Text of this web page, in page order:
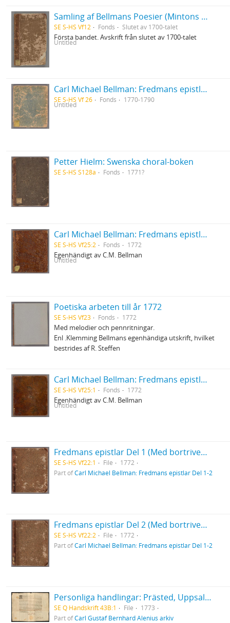
Samling af Bellmans Poesier (Mintons ex.)
SE S-HS Vf12 Fonds Slutet av 1700-talet
Första bandet. Avskrift från slutet av 1700-talet
Untitled
Carl Michael Bellman: Fredmans epistlar [Nechers ex.]. Ep. 1-50
SE S-HS Vf 26 Fonds 1770-1790
Untitled
Petter Hielm: Swenska choral-boken
SE S-HS S128a Fonds 1771?
Carl Michael Bellman: Fredmans epistlar [dedicerade till J.D. Duwall] Del 2
SE S-HS Vf25:2 Fonds 1772
Egenhändigt av C.M. Bellman
Untitled
Poetiska arbeten till år 1772
SE S-HS Vf23 Fonds 1772
Med melodier och pennritningar.
Enl .Klemming Bellmans egenhändiga utskrift, hvilket
bestrides af R. Steffen
Carl Michael Bellman: Fredmans epistlar [dedicerade till J.D. Duwall] Del 1
SE S-HS Vf25:1 Fonds 1772
Egenhändigt av C.M. Bellman
Untitled
Fredmans epistlar Del 1 (Med bortriven dedikation)
SE S-HS Vf22:1 File
1772
Part ofCarl Michael Bellman: Fredmans epistlar Del 1-2
Fredmans epistlar Del 2 (Med bortriven dedikation)
SE S-HS Vf22:2 File
1772
Part ofCarl Michael Bellman: Fredmans epistlar Del 1-2
Personliga handlingar: Prästed, Uppsala 1773
SE Q Handskrift 43B:1 File
1773
Part ofCarl Gustaf Bernhard Alenius arkiv